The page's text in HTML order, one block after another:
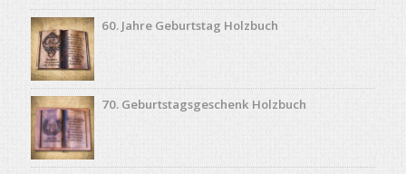
60. Jahre Geburtstag Holzbuch
70. Geburtstagsgeschenk Holzbuch